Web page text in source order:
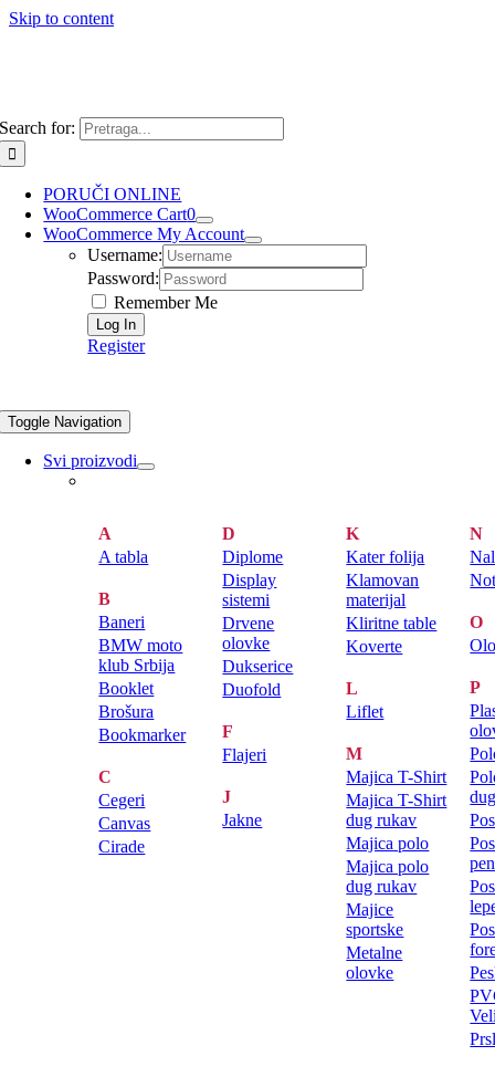
Skip to content
Search for:
PORUČI ONLINE
WooCommerce Cart0
WooCommerce My Account
Username:
Password:
Remember Me
Register
Toggle Navigation
Svi proizvodi
A
A tabla
B
Baneri
BMW moto
klub Srbija
Booklet
Brošura
Bookmarker
C
Cegeri
Canvas
Cirade
D
Diplome
Display
sistemi
Drvene
olovke
Dukserice
Duofold
F
Flajeri
J
Jakne
K
Kater folija
Klamovan
materijal
Kliritne table
Koverte
L
Liflet
M
Majica T-Shirt
Majica T-Shirt
dug rukav
Majica polo
Majica polo
dug rukav
Majice
sportske
Metalne
olovke
N
O
P